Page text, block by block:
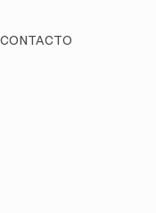
CONTACTO